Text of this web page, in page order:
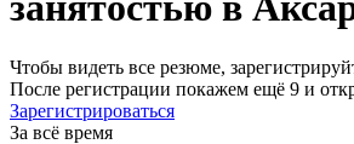
Чтобы видеть все резюме,
После регистрации покажем ещё 9 и
Зарегистрироваться
За всё время